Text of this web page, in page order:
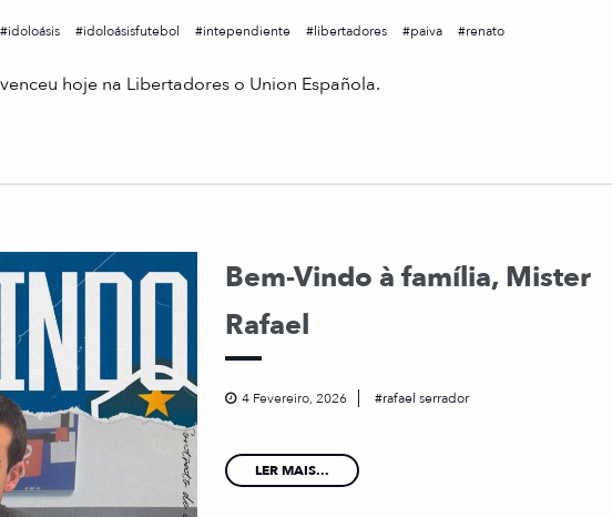
idoloásis idoloásisfutebol intependiente libertadores paiva renato
hoje na Libertadores o Union Española.
Bem-Vindo à família, Mister
Rafael
4 Fevereiro, 2026 rafael serrador
LER MAIS...